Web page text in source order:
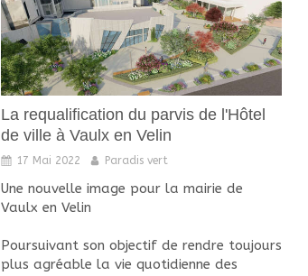
La requalification du parvis de l'Hôtel
de ville à Vaulx en Velin
17 Mai 2022 Paradis vert
Une nouvelle image pour la mairie de
Vaulx en Velin
Poursuivant son objectif de rendre toujours
plus agréable la vie quotidienne des